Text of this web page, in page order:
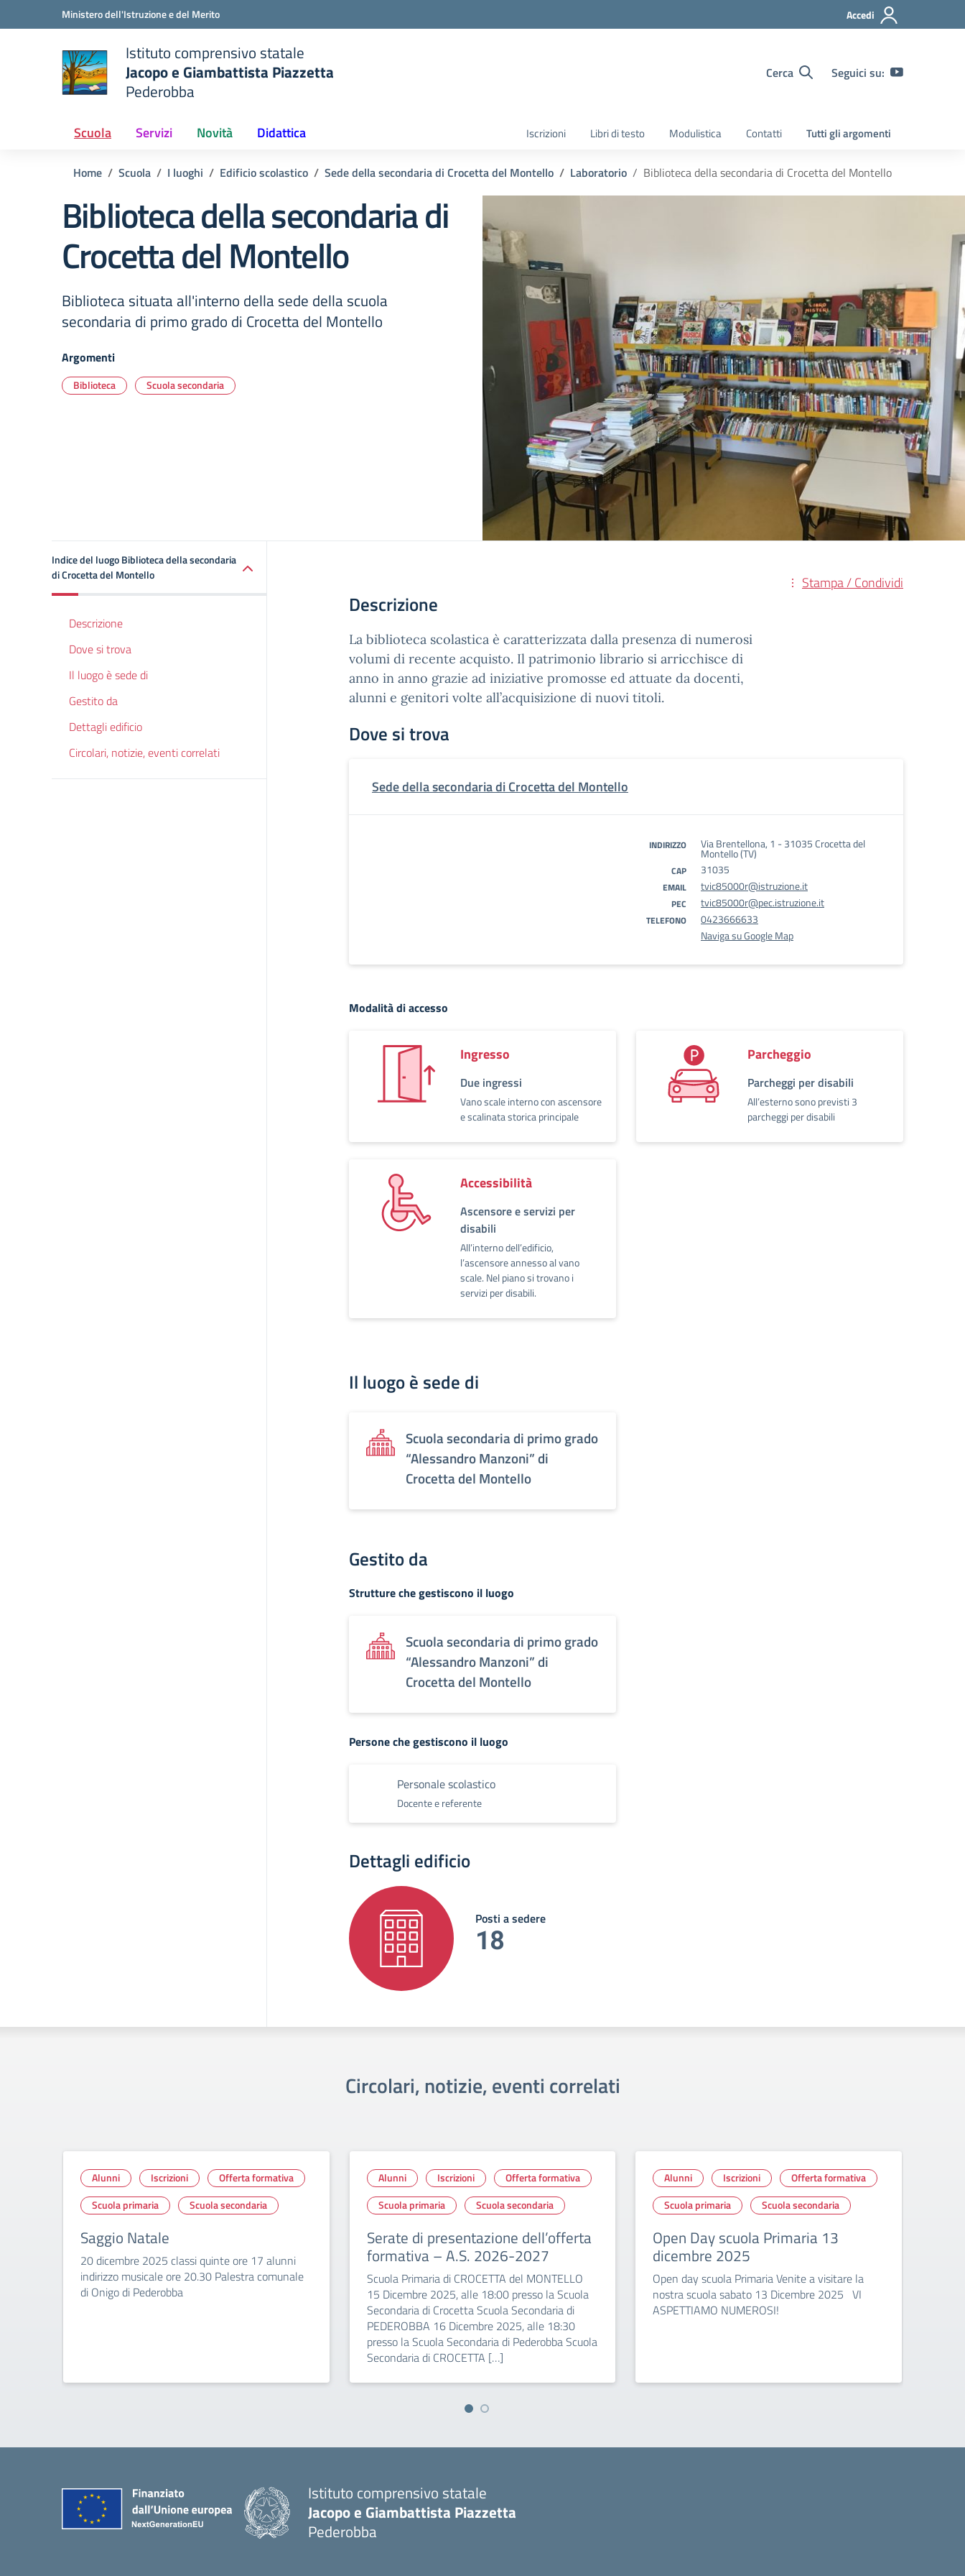
Vai ai contenuti
Vai al menu di navigazioneMinistero dell'Istruzione e del Merito Accedi
scuola
Istituto comprensivo statale
Jacopo e Giambattista Piazzetta
Pederobba
Cerca Seguici su:
Scuola Servizi Novità Didattica Iscrizioni Libri di testo Modulistica Contatti Tutti gli argomenti
Home Scuola I luoghi Edificio scolastico Sede della secondaria di Crocetta del Montello Laboratorio Biblioteca della secondaria di Crocetta del Montello
Biblioteca della secondaria di
Crocetta del Montello
Biblioteca situata all'interno della sede della scuola
secondaria di primo grado di Crocetta del Montello
Argomenti
Biblioteca Scuola secondaria
Indice del luogo Biblioteca della secondaria
di Crocetta del Montello
Descrizione
Dove si trova
Il luogo è sede di
Gestito da
Dettagli edificio
Circolari, notizie, eventi correlati
Stampa / Condividi
Descrizione
La biblioteca scolastica è caratterizzata dalla presenza di numerosi
volumi di recente acquisto. Il patrimonio librario si arricchisce di
anno in anno grazie ad iniziative promosse ed attuate da docenti,
alunni e genitori volte all’acquisizione di nuovi titoli.
Dove si trova
Sede della secondaria di Crocetta del Montello
INDIRIZZO Via Brentellona, 1 - 31035 Crocetta del
Montello (TV)
CAP 31035
EMAIL tvic85000r@istruzione.it
PEC tvic85000r@pec.istruzione.it
TELEFONO
0423666633
Naviga su Google Map
Modalità di accesso
Ingresso
Due ingressi
Vano scale interno con ascensore
e scalinata storica principale
Parcheggio
Parcheggi per disabili
All’esterno sono previsti 3
parcheggi per disabili
Accessibilità
Ascensore e servizi per
disabili
All’interno dell’edificio,
l’ascensore annesso al vano
scale. Nel piano si trovano i
servizi per disabili.
Il luogo è sede di
Scuola secondaria di primo grado
“Alessandro Manzoni” di
Crocetta del Montello
Gestito da
Strutture che gestiscono il luogo
Scuola secondaria di primo grado
“Alessandro Manzoni” di
Crocetta del Montello
Persone che gestiscono il luogo
Personale scolastico
Docente e referente
Dettagli edificio
Posti a sedere
18
Circolari, notizie, eventi correlati
Alunni Iscrizioni
Offerta formativa
Scuola primaria
Scuola secondaria
Saggio Natale
20 dicembre 2025 classi quinte ore 17 alunni
indirizzo musicale ore 20.30 Palestra comunale
di Onigo di Pederobba
Alunni Iscrizioni
Offerta formativa
Scuola primaria
Scuola secondaria
Serate di presentazione dell’offerta
formativa – A.S. 2026-2027
Scuola Primaria di CROCETTA del MONTELLO
15 Dicembre 2025, alle 18:00 presso la Scuola
Secondaria di Crocetta Scuola Secondaria di
PEDEROBBA 16 Dicembre 2025, alle 18:30
presso la Scuola Secondaria di Pederobba Scuola
Secondaria di CROCETTA […]
Alunni Iscrizioni
Offerta formativa
Scuola primaria
Scuola secondaria
Open Day scuola Primaria 13
dicembre 2025
Open day scuola Primaria Venite a visitare la
nostra scuola sabato 13 Dicembre 2025 VI
ASPETTIAMO NUMEROSI!
Istituto comprensivo statale
Jacopo e Giambattista Piazzetta
Pederobba